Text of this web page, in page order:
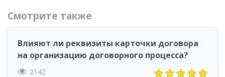
Смотрите также
Влияют ли реквизиты карточки договора
на организацию договорного процесса?
2142